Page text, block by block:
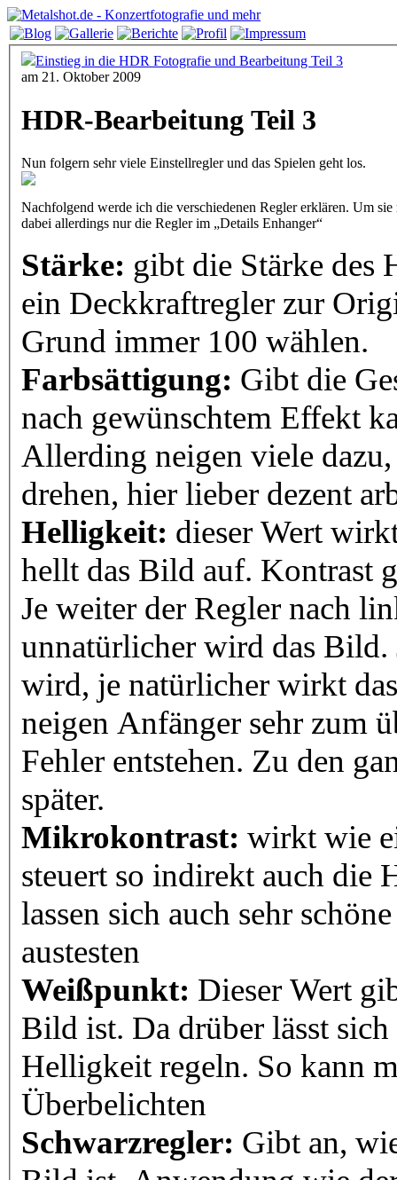
Einstieg in die HDR Fotografie und Bearbeitung Teil 3
am 21. Oktober 2009
HDR-Bearbeitung Teil 3
Nun folgern sehr viele Einstellregler und das Spielen geht los.
Nachfolgend werde ich die verschiedenen Regler erklären. Um
dabei allerdings nur die Regler im „Details Enhanger“
Stärke: gibt die Stärke des
ein Deckkraftregler zur
Grund immer 100 wählen.
Farbsättigung: Gibt die
nach gewünschtem Effekt
Allerding neigen viele
drehen, hier lieber dezent
Helligkeit: dieser Wert
hellt das Bild auf. Kontrast
Je weiter der Regler nach
unnatürlicher wird das Bild.
wird, je natürlicher wirkt
neigen Anfänger sehr zum
Fehler entstehen. Zu den
später.
Mikrokontrast: wirkt wie
steuert so indirekt auch
lassen sich auch sehr
austesten
Weißpunkt: Dieser Wert
Bild ist. Da drüber lässt
Helligkeit regeln. So kann
Überbelichten
Schwarzregler: Gibt an,